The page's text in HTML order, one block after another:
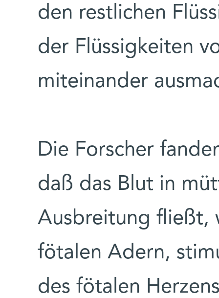
den restlichen
der Flüssigkeiten
miteinander
Die Forscher
daß das Blut in
Ausbreitung fließt,
fötalen Adern,
des fötalen